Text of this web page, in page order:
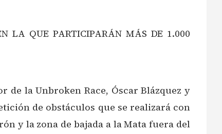
LA QUE PARTICIPARÁN MÁS DE 1.000
de la Unbroken Race, Óscar Blázquez y
de obstáculos que se realizará con
y la zona de bajada a la Mata fuera del